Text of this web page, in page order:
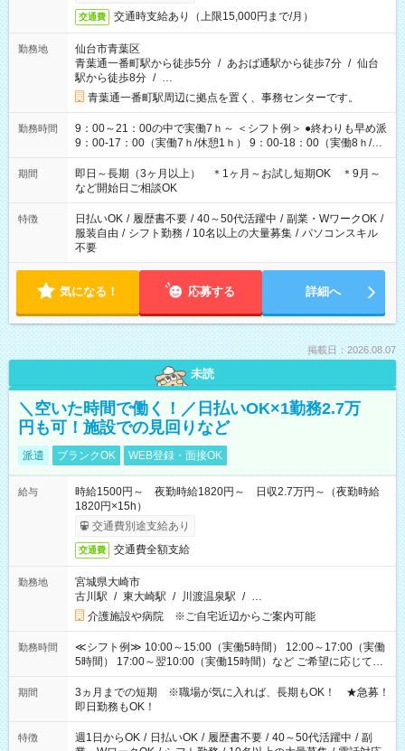
交通費 交通時支給あり（上限15,000円まで/月）
勤務地
仙台市青葉区
青葉通一番町駅から徒歩5分 / あおば通駅から徒歩7分 / 仙台
駅から徒歩8分 / …
青葉通一番町駅周辺に拠点を置く、事務センターです。
勤務時間
9：00～21：00の中で実働7ｈ～ ＜シフト例＞ ●終わりも早め派
9：00-17：00（実働7ｈ/休憩1ｈ） 9：00-18：00（実働8ｈ/休
憩1ｈ） 10：00-19：00（実働8ｈ/休憩1ｈ） ●朝ゆっくり派
11：00-20：00（実働8ｈ/休憩1ｈ） 12：00-20：00（実働7ｈ/
休憩1ｈ） 12：00-21：00（実働8ｈ/休憩1ｈ） 13：00-22：
00（実働8ｈ/休憩1ｈ） ＊時間帯固定OK
期間
即日～長期（3ヶ月以上） ＊1ヶ月～お試し短期OK ＊9月～
など開始日ご相談OK
特徴 日払いOK / 履歴書不要 / 40～50代活躍中 / 副業・WワークOK /
服装自由 / シフト勤務 / 10名以上の大量募集 / パソコンスキル
不要
気になる！ 応募する 詳細へ
掲載日：2026.08.07
未読
＼空いた時間で働く！／日払いOK×1勤務2.7万
円も可！施設での見回りなど
派遣 ブランクOK WEB登録・面接OK
給与
時給1500円～ 夜勤時給1820円～ 日収2.7万円～（夜勤時給
1820円×15h）
交通費別途支給あり
交通費 交通費全額支給
勤務地
宮城県大崎市
古川駅 / 東大崎駅 / 川渡温泉駅 / …
介護施設や病院 ※ご自宅近辺からご案内可能
勤務時間
≪シフト例≫ 10:00～15:00（実働5時間） 12:00～17:00（実働
5時間） 17:00～翌10:00（実働15時間）など ご希望に応じて、
働く時間は調整できます！ お気軽に担当へ相談ください！
期間
3ヵ月までの短期 ※職場が気に入れば、長期もOK！ ★急募！
即日勤務もOK！
特徴 週1日からOK / 日払いOK / 履歴書不要 / 40～50代活躍中 / 副